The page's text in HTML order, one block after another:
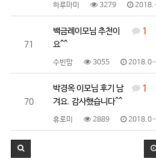
하루마미 3279 2018.10.01
71
1
백금례이모님 추천이
요^^
수빈맘 3055 2018.09.28
70
1
박경옥 이모님 후기 남
겨요. 감사했습니다^^
휴로미 2889 2018.09.28